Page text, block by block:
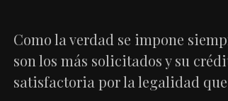
Como la verdad se impone
son los más solicitados y su
satisfactoria por la legalidad